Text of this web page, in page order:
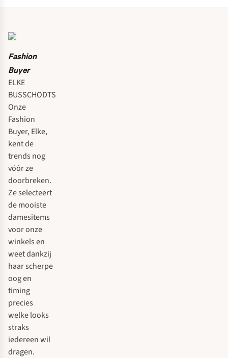
Fashion
Buyer
ELKE
BUSSCHODTS
Onze
Fashion
Buyer, Elke,
kent de
trends nog
vóór ze
doorbreken.
Ze selecteert
de mooiste
damesitems
voor onze
winkels en
weet dankzij
haar scherpe
oog en
timing
precies
welke looks
straks
iedereen wil
dragen.